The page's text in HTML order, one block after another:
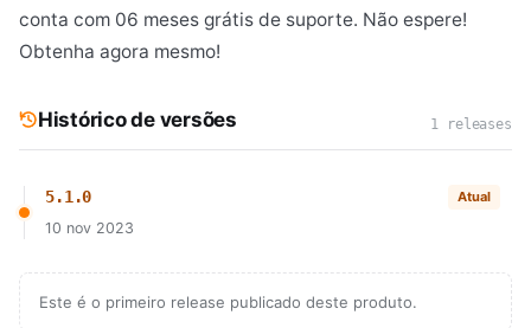
conta com 06 meses grátis de suporte. Não espere!
Obtenha agora mesmo!
Histórico de versões 1 releases
5.1.0 Atual
10 nov 2023
Este é o primeiro release publicado deste produto.